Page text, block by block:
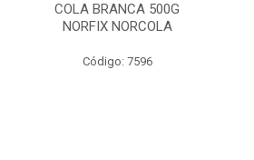
COLA BRANCA 500G
NORFIX NORCOLA
Código: 7596